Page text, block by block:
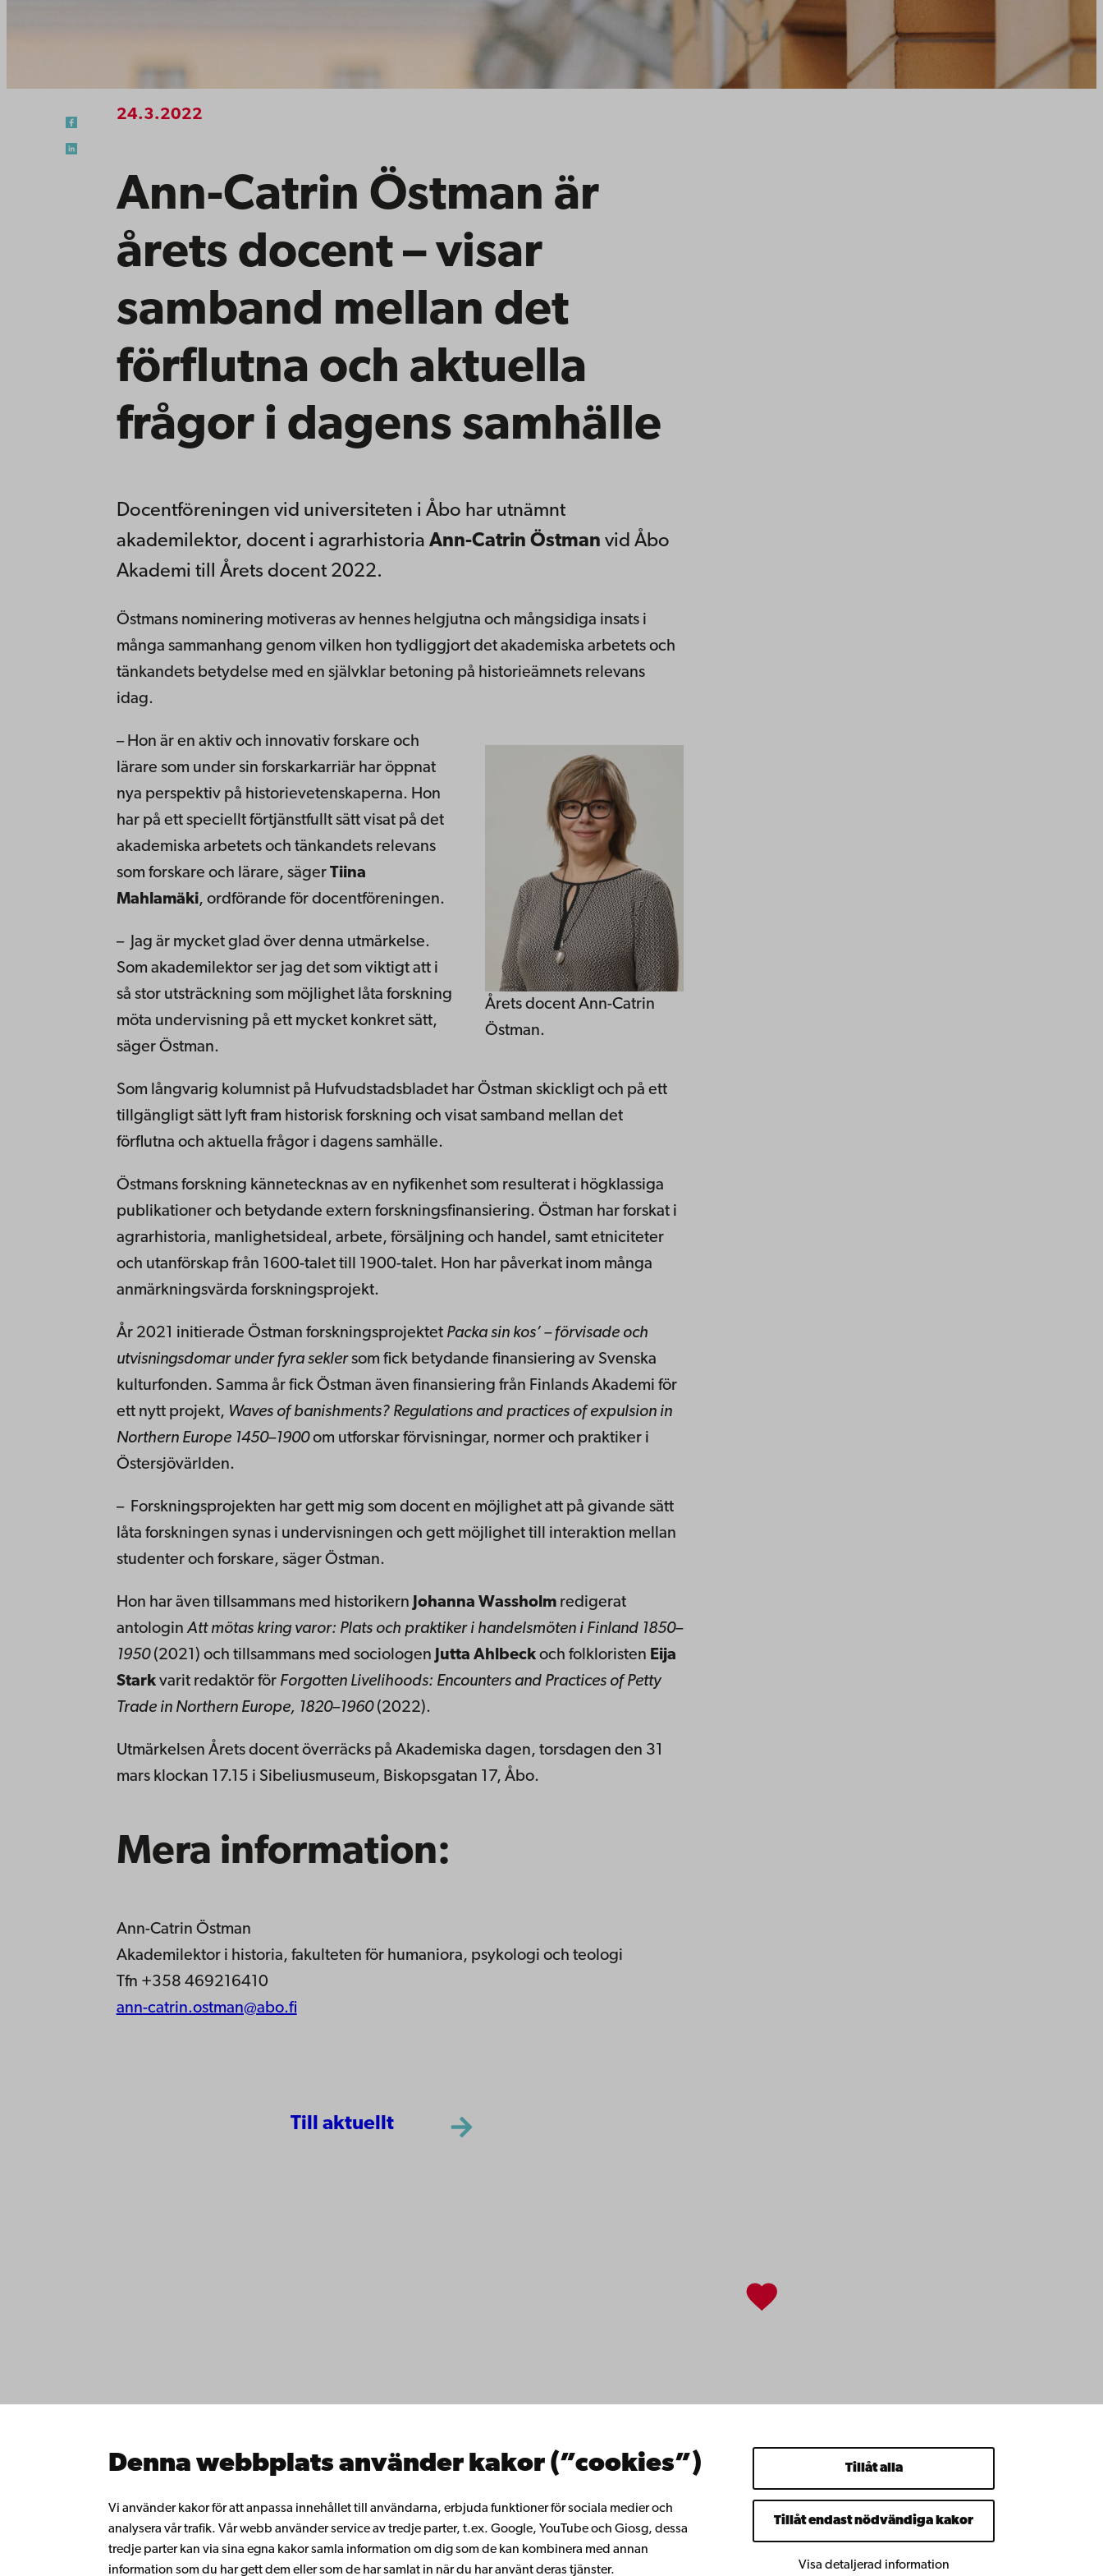
Denna webbplats använder kakor (”cookies”)
Vi använder kakor för att anpassa innehållet till användarna, erbjuda funktioner för sociala medier och
analysera vår trafik. Vår webb använder service av tredje parter, t.ex. Google, YouTube och Giosg, dessa
tredje parter kan via sina egna kakor samla information om dig som de kan kombinera med annan
information som du har gett dem eller som de har samlat in när du har använt deras tjänster.
Tillåt alla
Tillåt endast nödvändiga kakor
Visa detaljerad information
24.3.2022
Ann-Catrin Östman är
årets docent – visar
samband mellan det
förflutna och aktuella
frågor i dagens samhälle
Docentföreningen vid universiteten i Åbo har utnämnt
akademilektor, docent i agrarhistoria Ann-Catrin Östman vid Åbo
Akademi till Årets docent 2022.
Östmans nominering motiveras av hennes helgjutna och mångsidiga insats i
många sammanhang genom vilken hon tydliggjort det akademiska arbetets och
tänkandets betydelse med en självklar betoning på historieämnets relevans
idag.
Årets docent Ann-Catrin
Östman.
– Hon är en aktiv och innovativ forskare och
lärare som under sin forskarkarriär har öppnat
nya perspektiv på historievetenskaperna. Hon
har på ett speciellt förtjänstfullt sätt visat på det
akademiska arbetets och tänkandets relevans
som forskare och lärare, sägerTiina
Mahlamäki, ordförande för docentföreningen.
– Jag är mycket glad över denna utmärkelse.
Som akademilektor ser jag det som viktigt att i
så stor utsträckning som möjlighet låta forskning
möta undervisning på ett mycket konkret sätt,
säger Östman.
Som långvarig kolumnist på Hufvudstadsbladet har Östman skickligt och på ett
tillgängligt sätt lyft fram historisk forskning och visat samband mellan det
förflutna och aktuella frågor i dagens samhälle.
Östmans forskning kännetecknas av en nyfikenhet som resulterat i högklassiga
publikationer och betydande extern forskningsfinansiering. Östman har forskat i
agrarhistoria, manlighetsideal, arbete, försäljning och handel, samt etniciteter
och utanförskap från 1600-talet till 1900-talet. Hon har påverkat inom många
anmärkningsvärda forskningsprojekt.
År 2021 initierade Östman forskningsprojektet Packa sin kos’ – förvisade och
utvisningsdomar under fyra seklersom fick betydande finansiering av Svenska
kulturfonden. Samma år fick Östman även finansiering från Finlands Akademi för
ett nytt projekt, Waves of banishments? Regulations and practices of expulsion in
Northern Europe 1450–1900om utforskar förvisningar, normer och praktiker i
Östersjövärlden.
– Forskningsprojekten har gett mig som docent en möjlighet att på givande sätt
låta forskningen synas i undervisningen och gett möjlighet till interaktion mellan
studenter och forskare, säger Östman.
Hon har även tillsammans med historikern Johanna Wassholmredigerat
antologinAtt mötas kring varor: Plats och praktiker i handelsmöten i Finland 1850–
1950 (2021) och tillsammans med sociologen Jutta Ahlbeckoch folkloristen Eija
Starkvarit redaktör för Forgotten Livelihoods: Encounters and Practices of Petty
Trade in Northern Europe, 1820–1960 (2022).
Utmärkelsen Årets docent överräcks på Akademiska dagen, torsdagen den 31
mars klockan 17.15 i Sibeliusmuseum, Biskopsgatan 17, Åbo.
Mera information:
Ann-Catrin Östman
Akademilektor i historia, fakulteten för humaniora, psykologi och teologi
Tfn +358 469216410
ann-catrin.ostman@abo.fi
Till aktuellt
+358 2 215 31
Kontinuerligt lärande
Gå med i Åbo Akademis
alumnnätverk
Om Åbo Akademi
Intranätet